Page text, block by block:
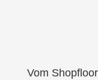
Vom